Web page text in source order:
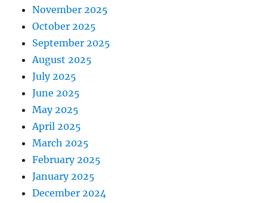
November 2025
October 2025
September 2025
August 2025
July 2025
June 2025
May 2025
April 2025
March 2025
February 2025
January 2025
December 2024